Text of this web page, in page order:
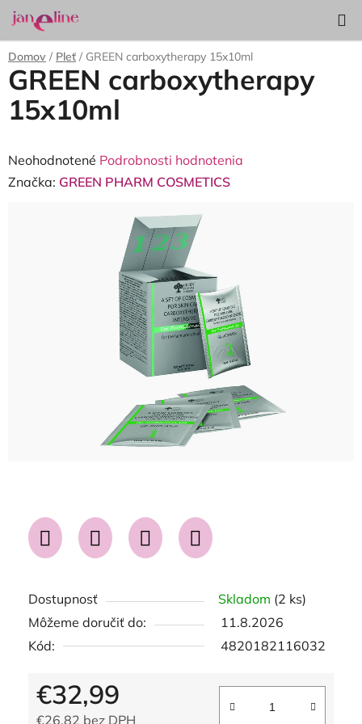
Prejsť
na
obsah
KOŠÍK
Domov / Pleť / GREEN carboxytherapy 15x10ml
Dostupnosť Skladom (2 ks)
Môžeme doručiť do:
11.8.2026
Kód:
4820182116032
€32,99
€26,82 bez DPH
GREEN carboxytherapy
15x10ml
Priemerné
hodnotenie
Neohodnotené Podrobnosti hodnotenia
Značka: GREEN PHARM COSMETICS